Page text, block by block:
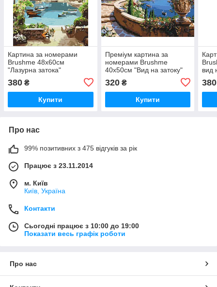
Картина за номерами
Brushme 48x60см
"Лазурна затока"
380 ₴
Купити
Преміум картина за
номерами Brushme
40x50см "Вид на затоку"
320₴
Купити
вид
380
Про нас
99% позитивних з 475 відгуків за рік
Працює з 23.11.2014
м. Київ
Київ, Україна
Контакти
Сьогодні працює з 10:00 до 19:00
Показати весь графік роботи
Про нас